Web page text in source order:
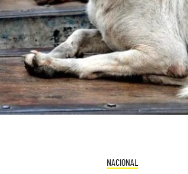
NACIONAL